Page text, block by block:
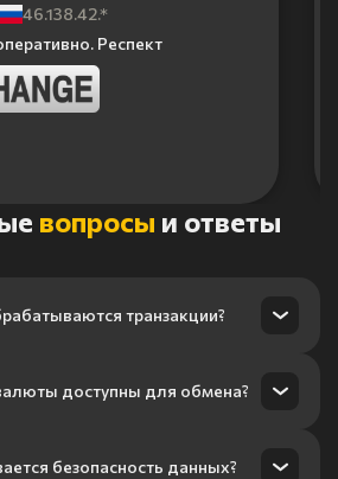
46.138.42.*
Респект
вопросы и ответы
транзакции?
в течение нескольких минут
доступны для обмена?
100 криптовалют, включая
безопасность данных?